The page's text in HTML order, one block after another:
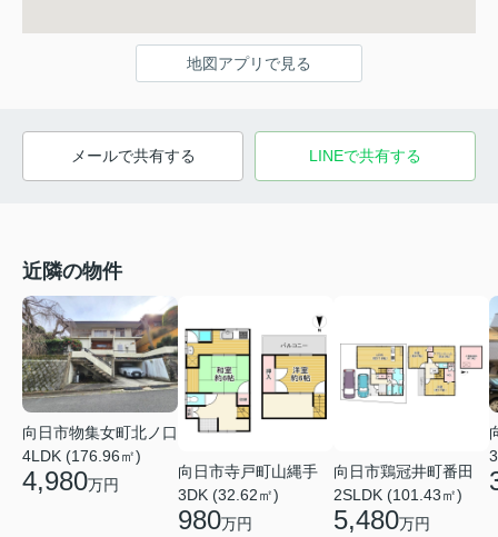
地図アプリで見る
メールで共有する LINEで共有する
近隣の物件
向日市物集女町北ノ口
4LDK (176.96㎡)
4,980万円
向日市寺戸町山縄手
3DK (32.62㎡)
980万円
向日市鶏冠井町番田
2SLDK (101.43㎡)
5,480万円